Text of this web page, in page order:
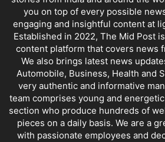
you on top of every possible
engaging and insightful content at
Established in 2022, The Mid Post
content platform that covers news
We also brings latest news
Automobile, Business, Health and
very authentic and informative
team comprises young and
section who produce hundreds of
pieces on a daily basis. We are a
with passionate employees and